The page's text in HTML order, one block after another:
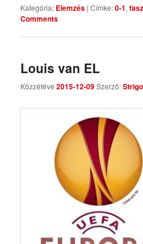
Kategória: Elemzés |Címke:0-1,
Comments
Louis van EL
Közzétéve2015-12-09Szerző:Strigo